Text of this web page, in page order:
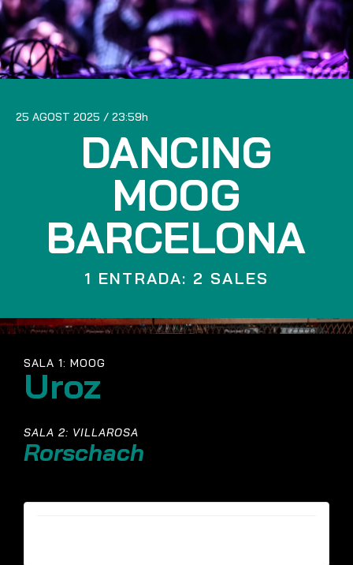
25 AGOST 2025 23:59
DANCING
MOOG
BARCELONA
1 ENTRADA: 2 SALES
SALA 1: MOOG
Uroz
SALA 2: VILLAROSA
Rorschach